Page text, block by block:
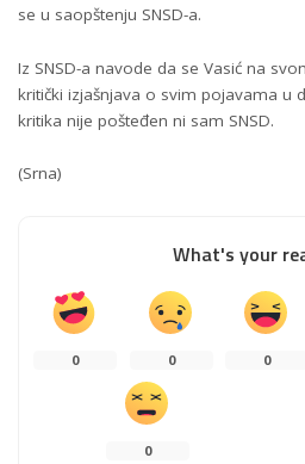
se u saopštenju SNSD-a.
Iz SNSD-a navode da se Vasić na
kritički izjašnjava o svim pojavama u
kritika nije pošteđen ni sam SNSD.
(Srna)
What's your
0 0 0
0